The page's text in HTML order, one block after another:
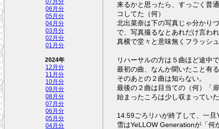
07月分
06月分
05月分
04月分
03月分
02月分
01月分
2024年
12月分
11月分
10月分
09月分
08月分
07月分
06月分
05月分
04月分
来るかと思ったら、すっごく普
コしてた（何）
北出菜奈は下の写真じゃ分かり
で、写真撮るなとあれだけ言わ
真横で堂々と意味無くフラッシ
リハーサルの方は５曲ほど途中
最初の曲、なんか聞いたこと有
そのあとの２曲は知らない。
最後の２曲は目当ての（何）「
始まったころは少し収まってい
14:59ごろリハが終了して、一
雪はYeLLOW Generationが「何